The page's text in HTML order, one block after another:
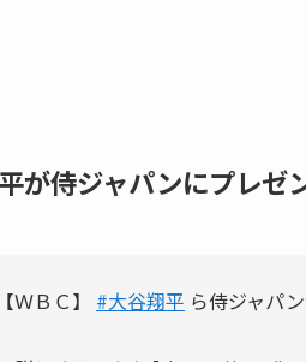
が侍ジャパンにプレ
【ＷＢＣ】 #大谷翔平 ら侍ジャパ